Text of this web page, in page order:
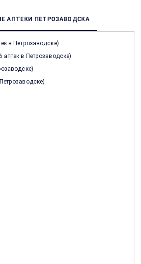
АПТЕКИ ПЕТРОЗАВОДСКА
в Петрозаводске)
аптек в Петрозаводске)
)
)